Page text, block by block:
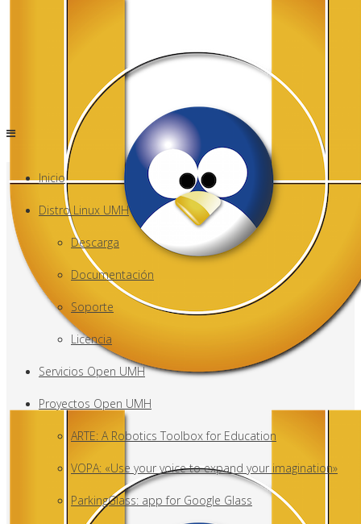
Inicio
Distro Linux UMH
Descarga
Documentación
Soporte
Licencia
Servicios Open UMH
Proyectos Open UMH
ARTE: A Robotics Toolbox for Education
VOPA: «Use your voice to expand your imagination»
ParkingGlass: app for Google Glass